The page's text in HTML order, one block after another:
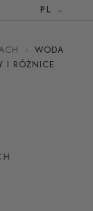
PL
› WODA
I RÓŻNICE